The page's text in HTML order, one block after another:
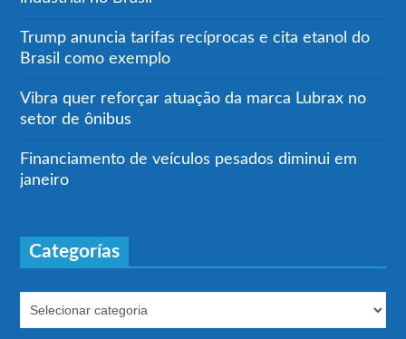
Trump anuncia tarifas recíprocas e cita etanol do
Brasil como exemplo
Vibra quer reforçar atuação da marca Lubrax no
setor de ônibus
Financiamento de veículos pesados diminui em
janeiro
Categorías